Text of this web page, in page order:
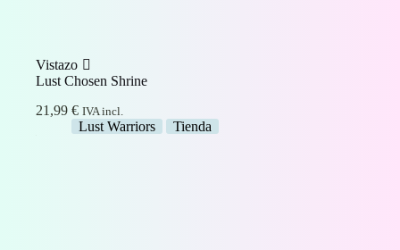
Vistazo
Lust Chosen Shrine
21,99 € IVA incl.
Lust Warriors Tienda